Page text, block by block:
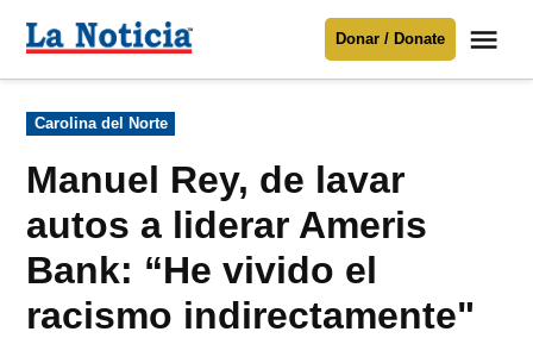
Para mantenerte informado necesitamos
Donar
contenido
Noticia
Donar / Donate
Publicado
en
Carolina del Norte
Manuel Rey, de lavar
autos a liderar Ameris
Bank: “He vivido el
racismo indirectamente"